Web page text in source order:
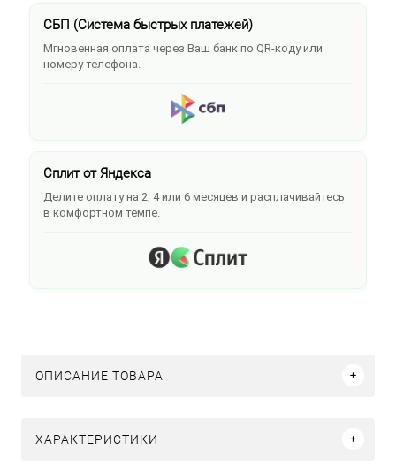
СБП (Система быстрых платежей)
Мгновенная оплата через Ваш банк по QR-коду или
номеру телефона.
Сплит от Яндекса
Делите оплату на 2, 4 или 6 месяцев и расплачивайтесь
в комфортном темпе.
ОПИСАНИЕ ТОВАРА
ХАРАКТЕРИСТИКИ